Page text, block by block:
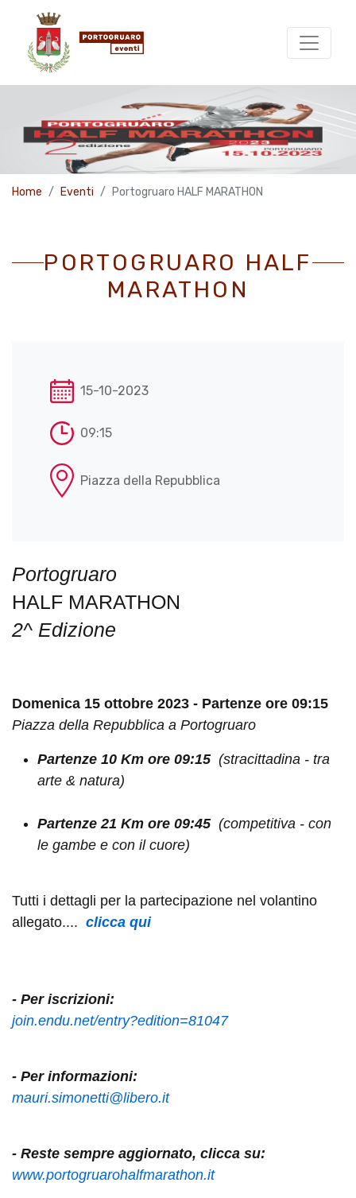
Home Eventi Portogruaro HALF MARATHON
PORTOGRUARO HALF
MARATHON
15-10-2023
09:15
Piazza della Repubblica
Portogruaro
HALF MARATHON
2^ Edizione
Domenica 15 ottobre 2023 - Partenze ore 09:15
Piazza della Repubblica a Portogruaro
Partenze 10 Km ore 09:15(stracittadina - tra
arte & natura)
Partenze 21 Km ore 09:45(competitiva - con
le gambe e con il cuore)
Tutti i dettagli per la partecipazione nel volantino
allegato.... clicca qui
- Per iscrizioni:
join.endu.net/entry?edition=81047
- Per informazioni:
mauri.simonetti@libero.it
- Reste sempre aggiornato, clicca su:
www.portogruarohalfmarathon.it